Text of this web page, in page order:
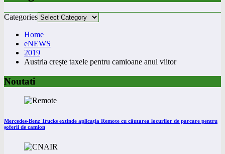
Categories
Home
eNEWS
2019
Austria crește taxele pentru camioane anul viitor
Noutati
Mercedes-Benz Trucks extinde aplicația Remote cu căutarea locurilor de parcare pentru
șoferii de camion